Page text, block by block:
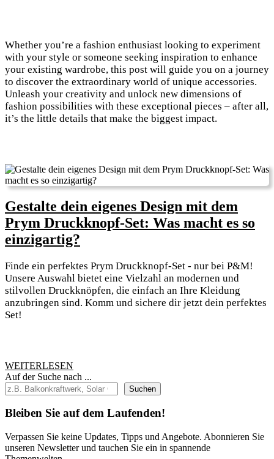
Whether you’re a fashion enthusiast looking to experiment
with your style or someone seeking inspiration to enhance
your existing wardrobe, this post will guide you on a journey
to discover the extraordinary world of unique accessories.
Unleash your creativity and unlock new dimensions of
fashion possibilities with these exceptional pieces – after all,
it’s the little details that make the biggest impact.
Gestalte dein eigenes Design mit dem
Prym Druckknopf-Set: Was macht es so
einzigartig?
eigenes
Design
mit
Was
es
so
einzigartig?
Finde ein perfektes Prym Druckknopf-Set - nur bei P&M!
Unsere Auswahl bietet eine Vielzahl an modernen und
stilvollen Druckknöpfen, die einfach an Ihre Kleidung
anzubringen sind. Komm und sichere dir jetzt dein perfektes
Set!
WEITERLESEN
Auf der Suche nach ...
Suchen
Bleiben Sie auf dem Laufenden!
Verpassen Sie keine Updates, Tipps und Angebote. Abonnieren Sie
unseren Newsletter und tauchen Sie ein in spannende